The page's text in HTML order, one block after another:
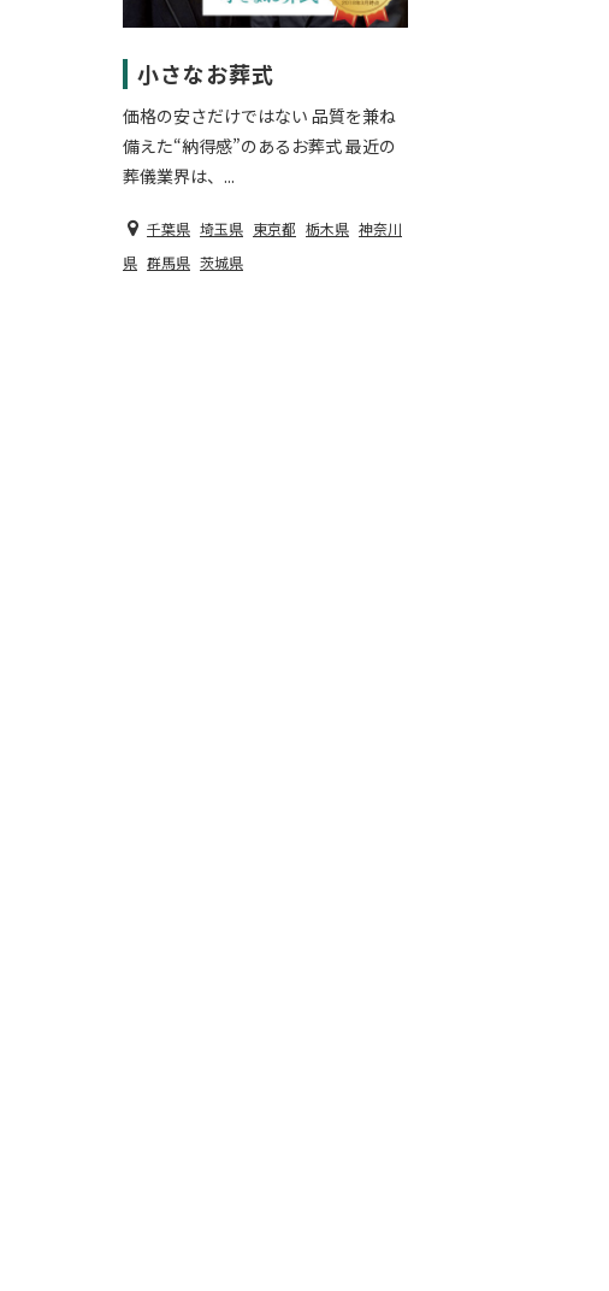
小さなお葬式
価格の安さだけではない 品質を兼ね
備えた“納得感”のあるお葬式 最近の
葬儀業界は、...
千葉県 埼玉県 東京都 栃木県 神奈川
県 群馬県 茨城県